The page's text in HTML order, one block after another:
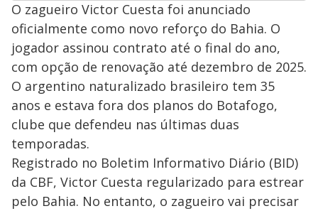
O zagueiro Victor Cuesta foi anunciado
oficialmente como novo reforço do Bahia. O
jogador assinou contrato até o final do ano,
com opção de renovação até dezembro de 2025.
O argentino naturalizado brasileiro tem 35
anos e estava fora dos planos do Botafogo,
clube que defendeu nas últimas duas
temporadas.
Registrado no Boletim Informativo Diário (BID)
da CBF, Victor Cuesta regularizado para estrear
pelo Bahia. No entanto, o zagueiro vai precisar